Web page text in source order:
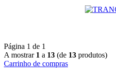
Página 1 de 1
A mostrar 1 a 13 (de 13 produtos)
Carrinho de compras